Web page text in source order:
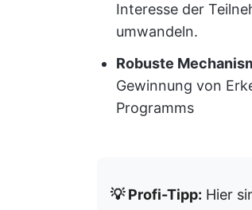
Interesse der
umwandeln.
Robuste
Gewinnung von
Programms
💡 Profi-Tipp: Hier